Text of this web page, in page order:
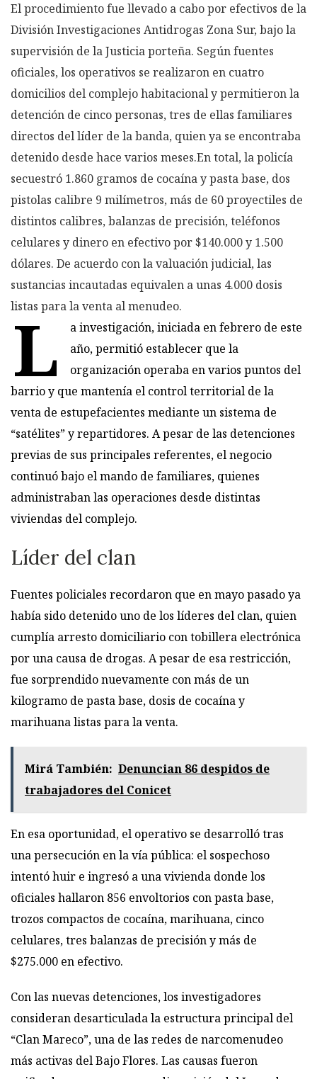
El procedimiento fue llevado a cabo por efectivos de la
División Investigaciones Antidrogas Zona Sur, bajo la
supervisión de la Justicia porteña. Según fuentes
oficiales, los operativos se realizaron en cuatro
domicilios del complejo habitacional y permitieron la
detención de cinco personas, tres de ellas familiares
directos del líder de la banda, quien ya se encontraba
detenido desde hace varios meses.En total, la policía
secuestró 1.860 gramos de cocaína y pasta base, dos
pistolas calibre 9 milímetros, más de 60 proyectiles de
distintos calibres, balanzas de precisión, teléfonos
celulares y dinero en efectivo por $140.000 y 1.500
dólares. De acuerdo con la valuación judicial, las
sustancias incautadas equivalen a unas 4.000 dosis
listas para la venta al menudeo.
L
a investigación, iniciada en febrero de este
año, permitió establecer que la
organización operaba en varios puntos del
barrio y que mantenía el control territorial de la
venta de estupefacientes mediante un sistema de
“satélites” y repartidores. A pesar de las detenciones
previas de sus principales referentes, el negocio
continuó bajo el mando de familiares, quienes
administraban las operaciones desde distintas
viviendas del complejo.
Líder del clan
Fuentes policiales recordaron que en mayo pasado ya
había sido detenido uno de los líderes del clan, quien
cumplía arresto domiciliario con tobillera electrónica
por una causa de drogas. A pesar de esa restricción,
fue sorprendido nuevamente con más de un
kilogramo de pasta base, dosis de cocaína y
marihuana listas para la venta.
Mirá También: Denuncian 86 despidos de
trabajadores del Conicet
En esa oportunidad, el operativo se desarrolló tras
una persecución en la vía pública: el sospechoso
intentó huir e ingresó a una vivienda donde los
oficiales hallaron 856 envoltorios con pasta base,
trozos compactos de cocaína, marihuana, cinco
celulares, tres balanzas de precisión y más de
$275.000 en efectivo.
Con las nuevas detenciones, los investigadores
consideran desarticulada la estructura principal del
“Clan Mareco”, una de las redes de narcomenudeo
más activas del Bajo Flores. Las causas fueron